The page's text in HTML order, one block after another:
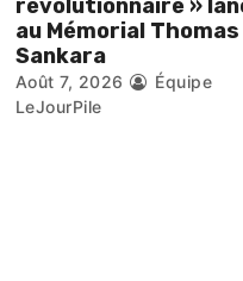
révolutionnaire »
au Mémorial Thomas
Sankara
Août 7, 2026
Équipe
LeJourPile